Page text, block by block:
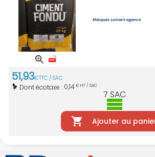
51,93€TTC / SAC
Dont écotaxe : 0,14€ HT / SAC
7 SAC
Ajouter au